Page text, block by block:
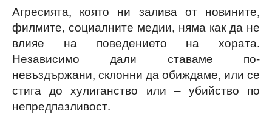
Агресията, която ни залива от новините,
филмите, социалните медии, няма как да не
влияе на поведението на хората.
Независимо дали ставаме по-
невъздържани, склонни да обиждаме, или се
стига до хулиганство или – убийство по
непредпазливост.